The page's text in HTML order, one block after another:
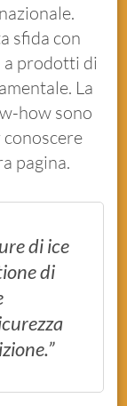
sfida con
a prodotti di
La
how sono
pagina.
di ice
di